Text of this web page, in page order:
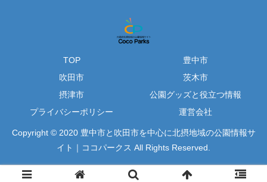
TOP
豊中市
吹田市
茨木市
摂津市
公園グッズと役立つ情報
プライバシーポリシー
運営会社
Copyright © 2020 豊中市と吹田市を中心に北摂地域の公園情報サ
イト｜ココパークス All Rights Reserved.